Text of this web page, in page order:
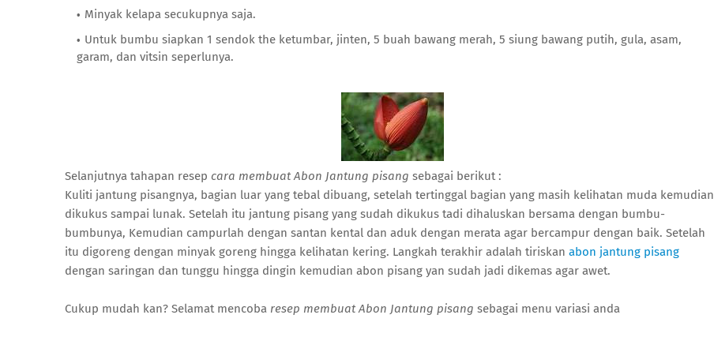
Minyak kelapa secukupnya saja.
Untuk bumbu siapkan 1 sendok the ketumbar, jinten, 5 buah bawang merah, 5 siung bawang putih, gula, asam,
garam, dan vitsin seperlunya.
Selanjutnya tahapan resep cara membuat Abon Jantung pisang sebagai berikut :
Kuliti jantung pisangnya, bagian luar yang tebal dibuang, setelah tertinggal bagian yang masih kelihatan muda kemudian
dikukus sampai lunak. Setelah itu jantung pisang yang sudah dikukus tadi dihaluskan bersama dengan bumbu-
bumbunya, Kemudian campurlah dengan santan kental dan aduk dengan merata agar bercampur dengan baik. Setelah
itu digoreng dengan minyak goreng hingga kelihatan kering. Langkah terakhir adalah tiriskan abon jantung pisang
dengan saringan dan tunggu hingga dingin kemudian abon pisang yan sudah jadi dikemas agar awet.
Cukup mudah kan? Selamat mencoba resep membuat Abon Jantung pisang sebagai menu variasi anda